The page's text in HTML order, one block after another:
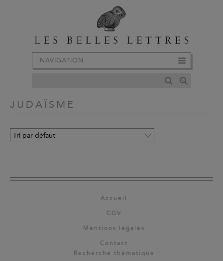
NAVIGATION
JUDAÏSME
Accueil
CGV
Mentions légales
Contact
Recherche thématique